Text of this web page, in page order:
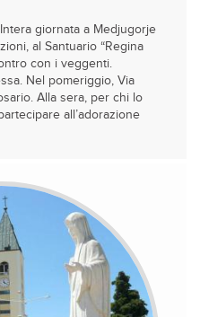
giornata a Medjugorje
al Santuario “Regina
con i veggenti.
Nel pomeriggio, Via
Alla sera, per chi lo
all’adorazione